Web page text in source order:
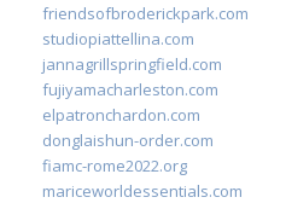
friendsofbroderickpark.com
studiopiattellina.com
jannagrillspringfield.com
fujiyamacharleston.com
elpatronchardon.com
donglaishun-order.com
fiamc-rome2022.org
mariceworldessentials.com